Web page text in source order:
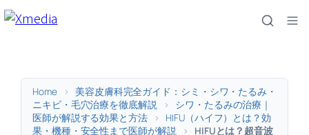
内
Home >
美容皮膚科完全ガイド：シミ・シワ・たるみ・
ニキビ・毛穴治療を徹底解説
>
シワ・たるみの治療｜
医師が解説する効果と方法
>
HIFU（ハイフ）とは？効
果・機種・安全性まで医師が解説
>
HIFUとは？超音波